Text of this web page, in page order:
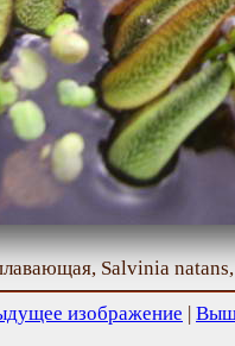
Salvinia
изображение |